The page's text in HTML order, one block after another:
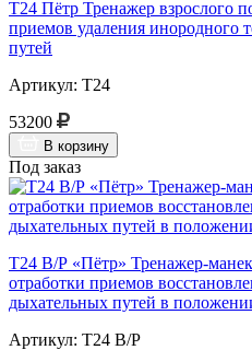
Т24 Пётр Тренажер взрослого
приемов удаления инородного
путей
Артикул: Т24
53200
В корзину
Под заказ
Т24 В/Р «Пётр» Тренажер-
отработки приемов
дыхательных путей в
Артикул: Т24 В/Р